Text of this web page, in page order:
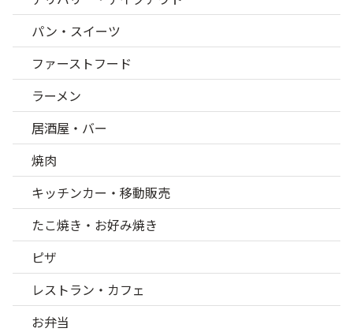
パン・スイーツ
ファーストフード
ラーメン
居酒屋・バー
焼肉
キッチンカー・移動販売
たこ焼き・お好み焼き
ピザ
レストラン・カフェ
お弁当